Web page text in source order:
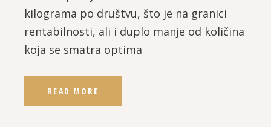
kilograma po društvu, što je na granici
rentabilnosti, ali i duplo manje od količina
koja se smatra optima
READ MORE